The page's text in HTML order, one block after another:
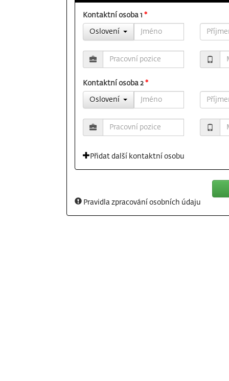
Kontaktní osoba 1 *
Oslovení
Kontaktní osoba 2 *
Oslovení
Přidat další kontaktní osobu
Pravidla zpracování osobních údaju